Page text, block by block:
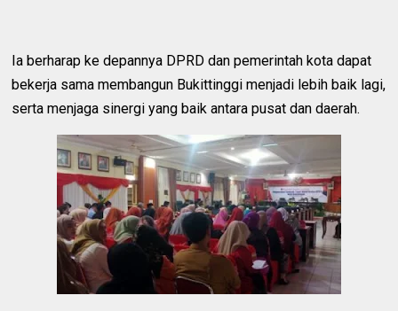
Ia berharap ke depannya DPRD dan pemerintah kota dapat
bekerja sama membangun Bukittinggi menjadi lebih baik lagi,
serta menjaga sinergi yang baik antara pusat dan daerah.